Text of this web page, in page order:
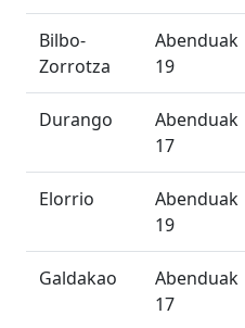
Bilbo-
Zorrotza
Abenduak
19
Durango
Abenduak
17
Elorrio
Abenduak
19
Galdakao
Abenduak
17